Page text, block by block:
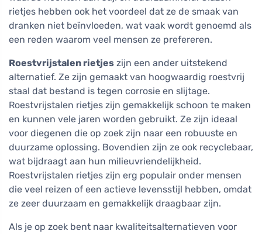
rietjes hebben ook het voordeel dat ze de smaak van
dranken niet beïnvloeden, wat vaak wordt genoemd als
een reden waarom veel mensen ze prefereren.
Roestvrijstalen rietjes zijn een ander uitstekend
alternatief. Ze zijn gemaakt van hoogwaardig roestvrij
staal dat bestand is tegen corrosie en slijtage.
Roestvrijstalen rietjes zijn gemakkelijk schoon te maken
en kunnen vele jaren worden gebruikt. Ze zijn ideaal
voor diegenen die op zoek zijn naar een robuuste en
duurzame oplossing. Bovendien zijn ze ook recyclebaar,
wat bijdraagt aan hun milieuvriendelijkheid.
Roestvrijstalen rietjes zijn erg populair onder mensen
die veel reizen of een actieve levensstijl hebben, omdat
ze zeer duurzaam en gemakkelijk draagbaar zijn.
Als je op zoek bent naar kwaliteitsalternatieven voor